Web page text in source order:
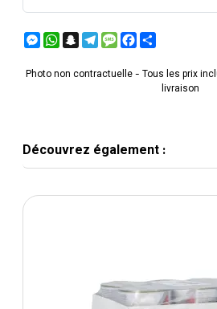
Messenger
WhatsApp
Snapchat
Telegram
MessageFacebook
Photo non contractuelle - Tous les prix
livraison
Découvrez également :